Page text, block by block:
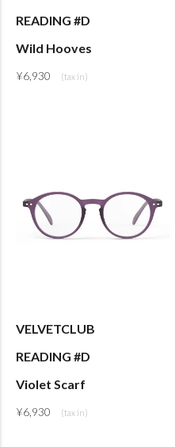
READING #D
Wild Hooves
¥6,930
VELVETCLUB
READING #D
Violet Scarf
¥6,930